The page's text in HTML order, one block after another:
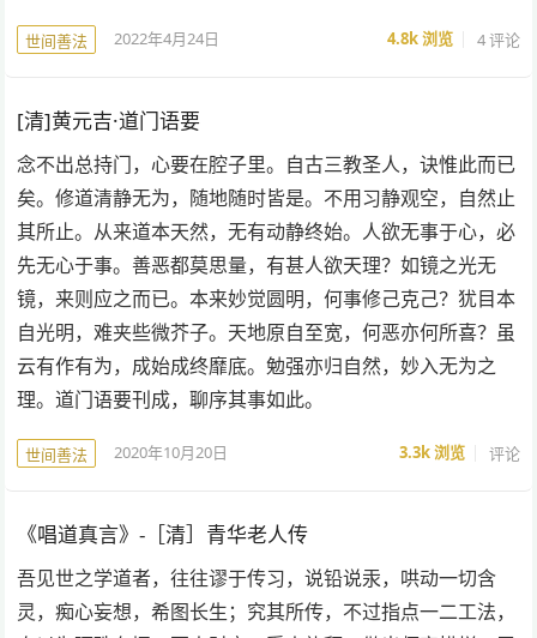
世间善法 2022年4月24日 4.8k浏览 4 评论
[清]黄元吉·道门语要
念不出总持门，心要在腔子里。自古三教圣人，诀惟此而已
矣。修道清静无为，随地随时皆是。不用习静观空，自然止
其所止。从来道本天然，无有动静终始。人欲无事于心，必
先无心于事。善恶都莫思量，有甚人欲天理？如镜之光无
镜，来则应之而已。本来妙觉圆明，何事修己克己？犹目本
自光明，难夹些微芥子。天地原自至宽，何恶亦何所喜？虽
云有作有为，成始成终靡底。勉强亦归自然，妙入无为之
理。道门语要刊成，聊序其事如此。
世间善法 2020年10月20日 3.3k浏览 评论
《唱道真言》-［清］青华老人传
吾见世之学道者，往往谬于传习，说铅说汞，哄动一切含
灵，痴心妄想，希图长生；究其所传，不过指点一二工法，